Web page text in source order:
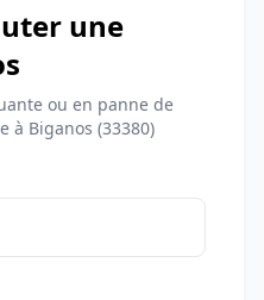
une
ou en panne de
à Biganos (33380)